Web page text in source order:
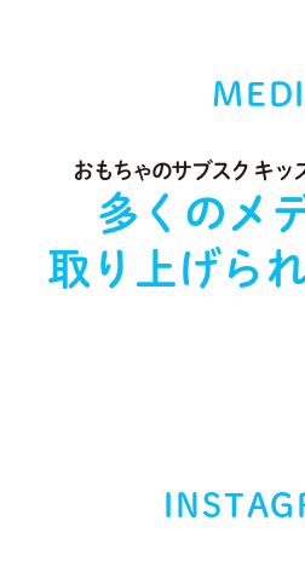
おもちゃのサブスク キッ
多くのメ
取り上げら